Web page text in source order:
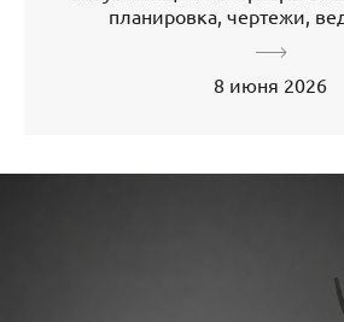
планировка, чертежи,
8 июня 2026